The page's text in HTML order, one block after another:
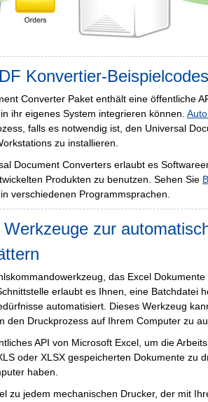
Konvertier-
Converter Paket enthält eine öffentliche
ihr eigenes System integrieren können.
falls es notwendig ist, den Universal
zu installieren.
Document Converters erlaubt es
Produkten zu benutzen. Sehen Sie
verschiedenen Programmsprachen.
Werkzeuge zur
das Excel
erlaubt es Ihnen, eine Batchdatei
automatisiert. Dieses Werkzeug
den Druckprozess auf Ihrem Computer zu
API von Microsoft Excel, um die
oder XLSX gespeicherten Dokumente zu
haben.
zu jedem mechanischen Drucker, der mit